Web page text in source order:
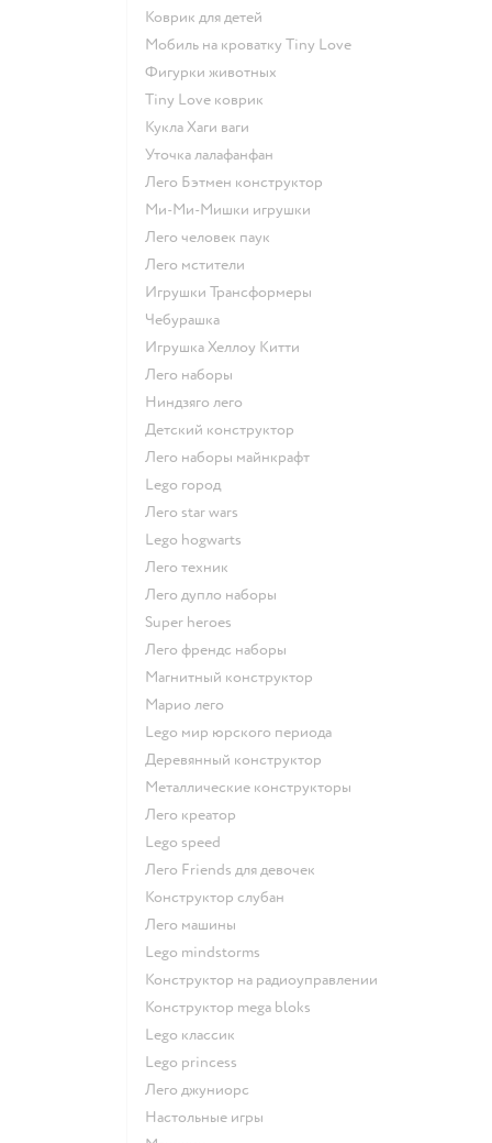
Коврик для детей
Мобиль на кроватку Tiny Love
Фигурки животных
Tiny Love коврик
Кукла Хаги ваги
Уточка лалафанфан
Лего Бэтмен конструктор
Ми-Ми-Мишки игрушки
Лего человек паук
Лего мстители
Игрушки Трансформеры
Чебурашка
Игрушка Хеллоу Китти
Лего наборы
Ниндзяго лего
Детский конструктор
Лего наборы майнкрафт
Lego город
Лего star wars
Lego hogwarts
Лего техник
Лего дупло наборы
Super heroes
Лего френдс наборы
Магнитный конструктор
Марио лего
Lego мир юрского периода
Деревянный конструктор
Металлические конструкторы
Лего креатор
Lego speed
Лего Friends для девочек
Конструктор слубан
Лего машины
Lego mindstorms
Конструктор на радиоуправлении
Конструктор mega bloks
Lego классик
Lego princess
Лего джуниорс
Настольные игры